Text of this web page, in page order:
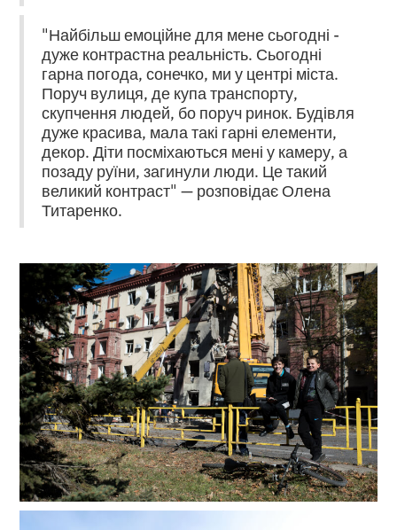
"Найбільш емоційне для мене сьогодні -
дуже контрастна реальність. Сьогодні
гарна погода, сонечко, ми у центрі міста.
Поруч вулиця, де купа транспорту,
скупчення людей, бо поруч ринок. Будівля
дуже красива, мала такі гарні елементи,
декор. Діти посміхаються мені у камеру, а
позаду руїни, загинули люди. Це такий
великий контраст" — розповідає Олена
Титаренко.